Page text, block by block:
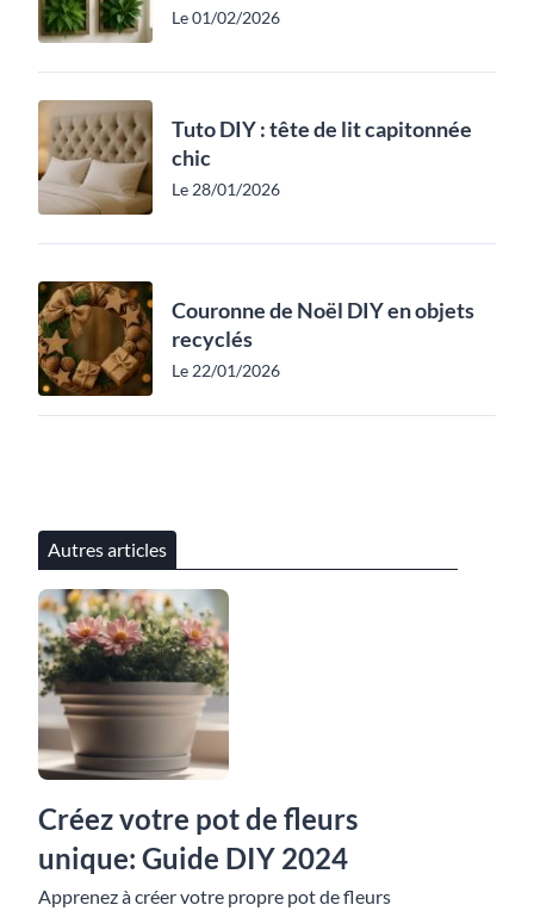
Le 01/02/2026
Tuto DIY : tête de lit capitonnée
chic
Le 28/01/2026
Couronne de Noël DIY en objets
recyclés
Le 22/01/2026
Autres articles
Créez votre pot de fleurs
unique: Guide DIY 2024
Apprenez à créer votre propre pot de fleurs